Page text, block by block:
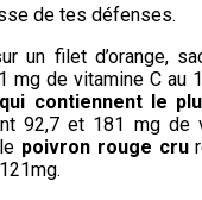
de tes défenses.
un filet d’orange,
mg de vitamine C au
contiennent le
92,7 et 181 mg de
poivron rouge cru